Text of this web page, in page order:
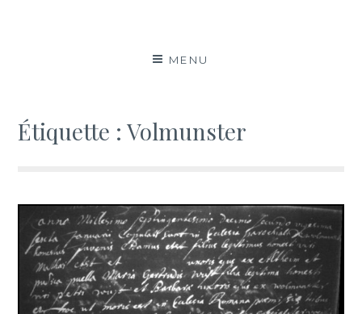
MENU
Étiquette :Volmunster